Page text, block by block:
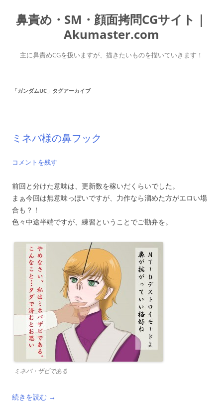
テ
ン
鼻責め・SM・顔面拷問CGサイト｜
Akumaster.com
主に鼻責めCGを扱いますが、描きたいものを描いていきます！
「ガンダムUC 」タグアーカイブ
ミネバ様の鼻フック
コメントを残す
前回と分けた意味は、更新数を稼いだくらいでした。
まぁ今回は無意味っぽいですが、力作なら溜めた方がエロい場
合も？！
色々中途半端ですが、練習ということでご勘弁を。
ミネバ・ザビである
続きを読む →